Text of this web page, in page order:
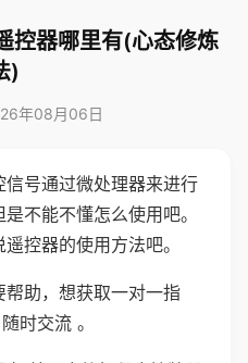
控器哪里有(心态修炼
)
年08月06日
号通过微处理器来进行
不能不懂怎么使用吧。
控器的使用方法吧。
助，想获取一对一指
时交流 。